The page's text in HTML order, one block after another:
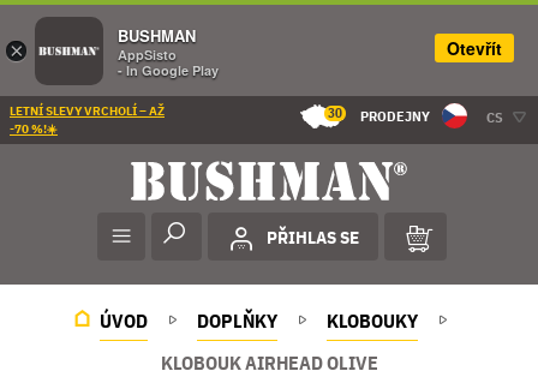
LETNÍ SLEVY VRCHOLÍ – AŽ
-70 %!☀️
30 PRODEJNY CS
PŘIHLAS SE
ÚVOD DOPLŇKY
KLOBOUKY
KLOBOUK AIRHEAD OLIVE
×
BUSHMAN
AppSisto
- In Google Play
Otevřít